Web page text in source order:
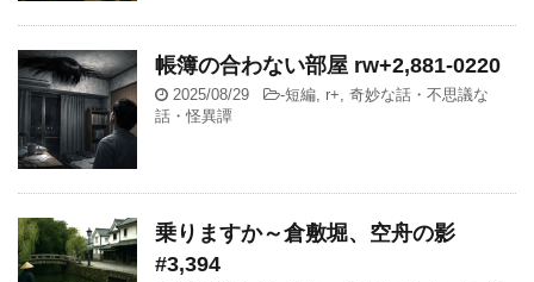
帳簿の合わない部屋 rw+2,881-0220
2025/08/29 -短編 r+ 奇妙な話・不思議な
話・怪異譚
乗りますか～倉敷堀、空舟の影
#3,394